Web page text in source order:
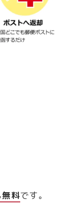
料です。